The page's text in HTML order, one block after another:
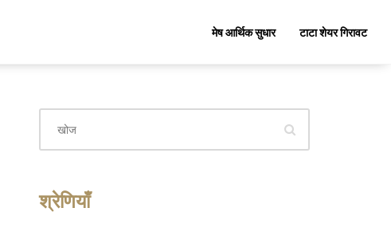
मेष आर्थिक सुधार टाटा शेयर गिरावट
श्रेणियाँ